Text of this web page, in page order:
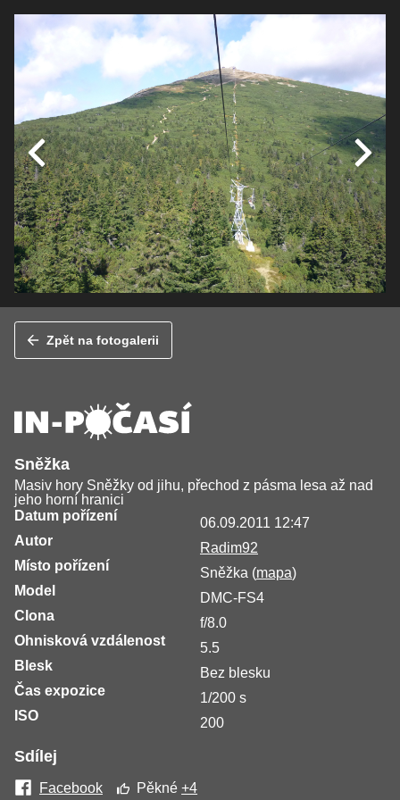
Zpět na fotogalerii
Sněžka
Masiv hory Sněžky od jihu, přechod z pásma lesa až nad
jeho horní hranici
Datum pořízení
06.09.2011 12:47
Autor
Radim92
Místo pořízení
Sněžka (mapa)
Model
DMC-FS4
Clona
f/8.0
Ohnisková vzdálenost
5.5
Blesk
Bez blesku
Čas expozice
1/200 s
ISO
200
Sdílej
Facebook Pěkné+4